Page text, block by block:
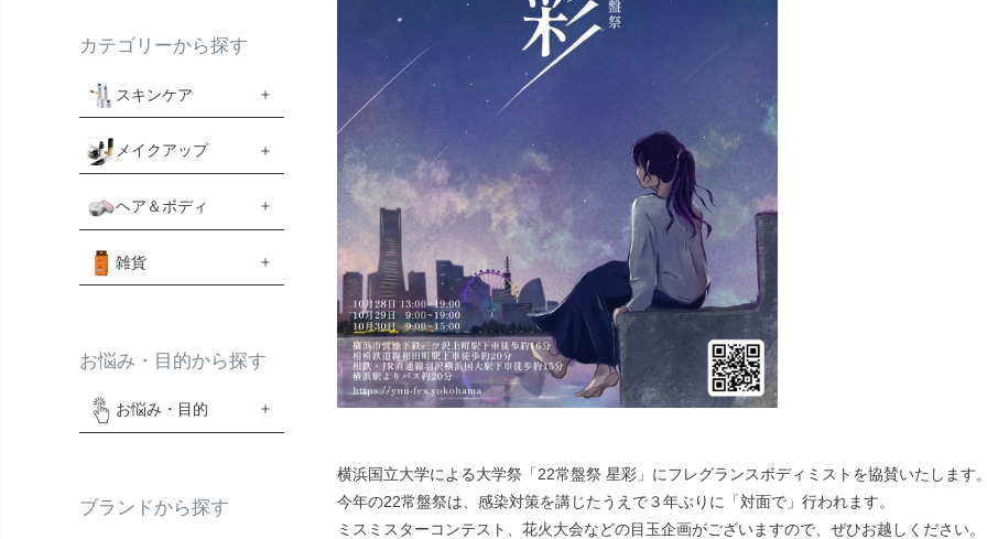
カテゴリーから探す
スキンケア
メイクアップ
ヘア＆ボディ
雑貨
お悩み・目的から探す
お悩み・目的
ブランドから探す
横浜国立大学による大学祭「22常盤祭 星彩」にフレグランスボディミストを協賛いたします。
今年の22常盤祭は、感染対策を講じたうえで３年ぶりに「対面で」行われます。
ミスミスターコンテスト、花火大会などの目玉企画がございますので、ぜひお越しください。